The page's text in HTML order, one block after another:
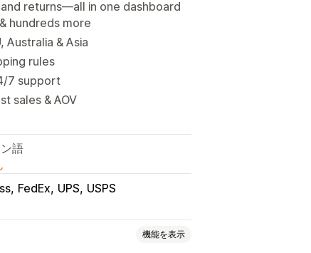
returns—all in one dashboard
hundreds more
Australia & Asia
rules
7 support
sales & AOV
語
FedEx UPS USPS
機能を表示